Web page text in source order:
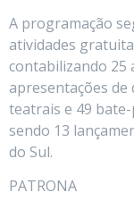
A programação
atividades
contabilizando 25
apresentações de
teatrais e 49
sendo 13
do Sul.
PATRONA